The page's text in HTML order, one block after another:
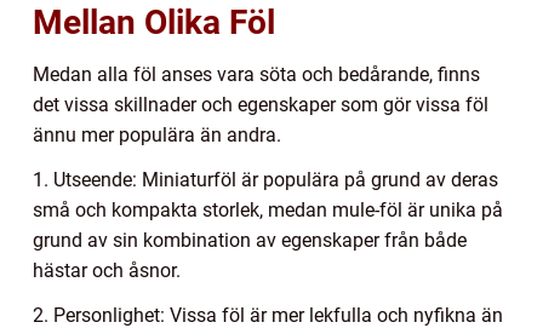
Mellan Olika Föl
Medan alla föl anses vara söta och bedårande, finns
det vissa skillnader och egenskaper som gör vissa föl
ännu mer populära än andra.
1. Utseende: Miniaturföl är populära på grund av deras
små och kompakta storlek, medan mule-föl är unika på
grund av sin kombination av egenskaper från både
hästar och åsnor.
2. Personlighet: Vissa föl är mer lekfulla och nyfikna än